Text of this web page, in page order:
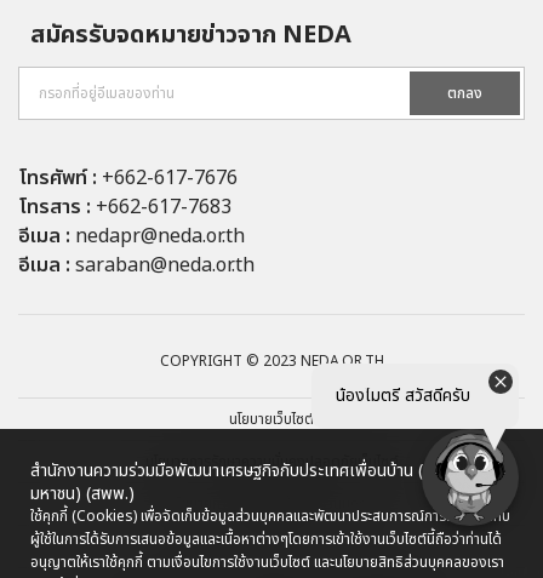
น้องไมตรี สวัสดีครับ
สมัครรับจดหมายข่าวจาก NEDA
ตกลง
โทรศัพท์ : +662-617-7676
โทรสาร : +662-617-7683
อีเมล : nedapr@neda.or.th
อีเมล : saraban@neda.or.th
COPYRIGHT © 2023 NEDA.OR.TH
นโยบายเว็บไซต์
นโยบายการรักษาความมั่นคงปลอดภัยเว็บไซต์
นโยบายการคุ้มครองข้อมูลส่วนบุคคล
ผังเว็บไซต์
สำนักงานความร่วมมือพัฒนาเศรษฐกิจกับประเทศเพื่อนบ้าน (องค์การ
มหาชน) (สพพ.)
ใช้คุกกี้ (Cookies) เพื่อจัดเก็บข้อมูลส่วนบุคคลและพัฒนาประสบการณ์การใช้งานให้กับ
ผู้ใช้ในการได้รับการเสนอข้อมูลและเนื้อหาต่างๆโดยการเข้าใช้งานเว็บไซต์นี้ถือว่าท่านได้
อนุญาตให้เราใช้คุกกี้ ตามเงื่อนไขการใช้งานเว็บไซต์ และนโยบายสิทธิส่วนบุคคลของเรา